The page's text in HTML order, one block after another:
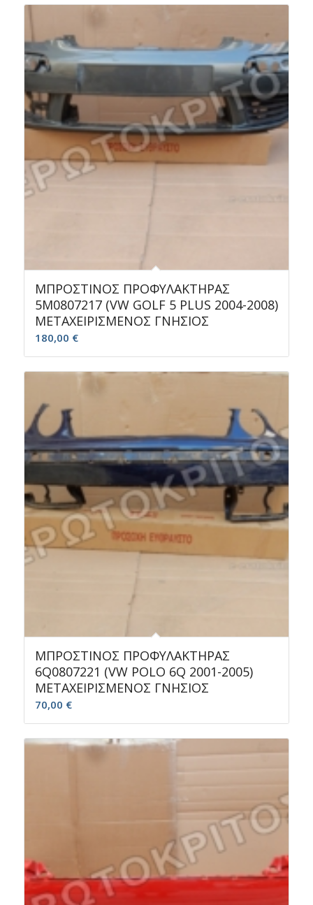
ΜΠΡΟΣΤΙΝΟΣ ΠΡΟΦΥΛΑΚΤΗΡΑΣ
5M0807217 (VW GOLF 5 PLUS 2004-2008)
ΜΕΤΑΧΕΙΡΙΣΜΕΝΟΣ ΓΝΗΣΙΟΣ
180,00 €
ΜΠΡΟΣΤΙΝΟΣ ΠΡΟΦΥΛΑΚΤΗΡΑΣ
6Q0807221 (VW POLO 6Q 2001-2005)
ΜΕΤΑΧΕΙΡΙΣΜΕΝΟΣ ΓΝΗΣΙΟΣ
70,00 €